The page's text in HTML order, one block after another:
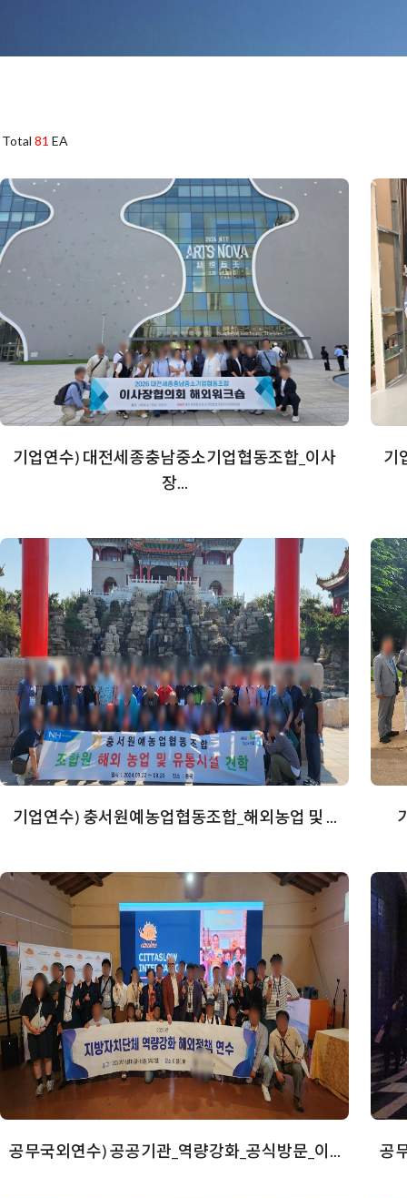
Total 81 EA
기업연수) 대전세종충남중소기업협동조합_이사
장...
기
기업연수) 충서원예농업협동조합_해외농업 및 ...
공무국외연수) 공공기관_역량강화_공식방문_이... 공